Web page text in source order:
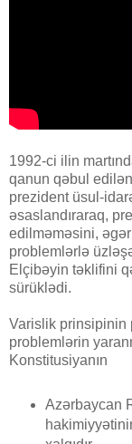
1992-ci ilin
qanun qəbul
prezident üsul-
əsaslandıraraq,
edilməməsini,
problemlərlə
Elçibəyin təklifini
sürüklədi.
Varislik prinsipinin
problemlərin
Konstitusiyanın
Azərbaycan